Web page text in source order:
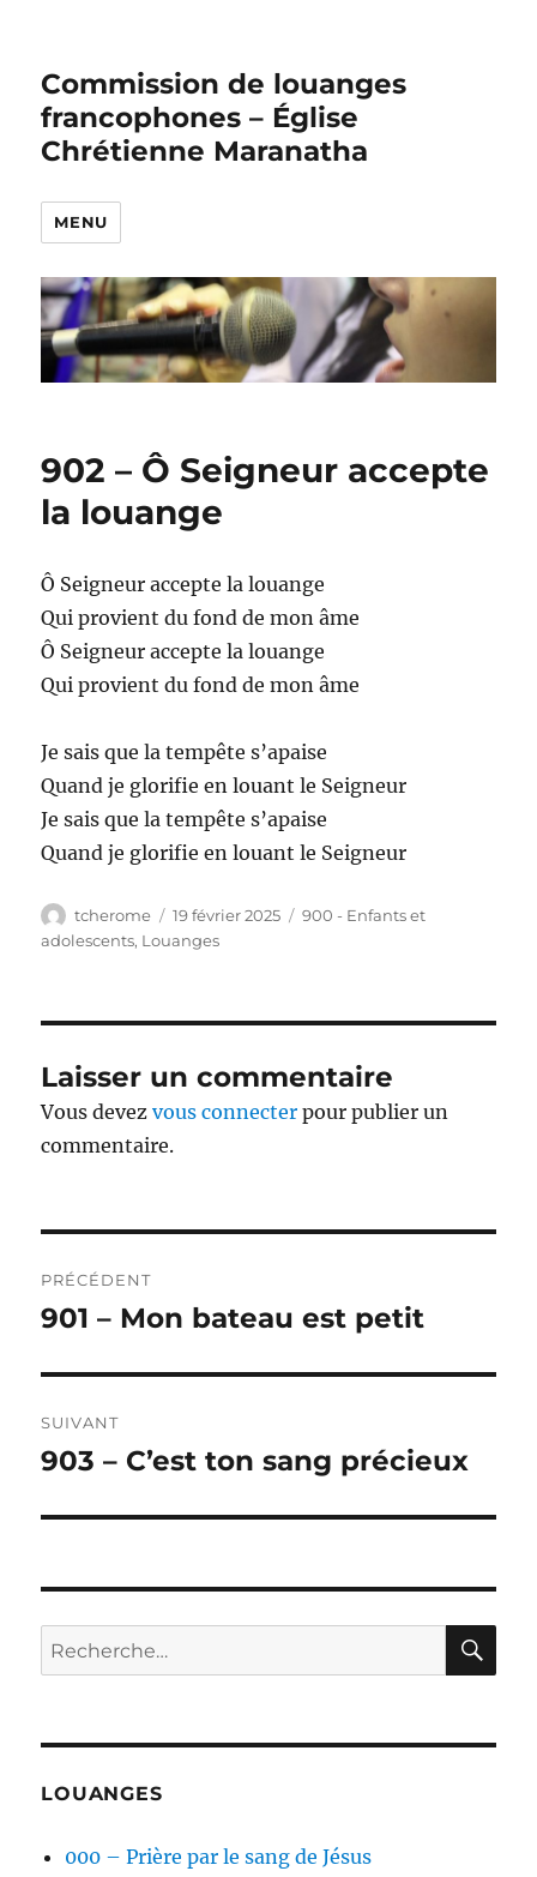
Commission de louanges
francophones – Église
Chrétienne Maranatha
MENU
902 – Ô Seigneur accepte
la louange
Ô Seigneur accepte la louange
Qui provient du fond de mon âme
Ô Seigneur accepte la louange
Qui provient du fond de mon âme
Je sais que la tempête s’apaise
Quand je glorifie en louant le Seigneur
Je sais que la tempête s’apaise
Quand je glorifie en louant le Seigneur
Auteur
tcherome
Publié
le
19 février 2025 Catégories
900 - Enfants et
adolescents, Louanges
Laisser un commentaire
Vous devezvous connecter pour publier un
commentaire.
de
PRÉCÉDENT
Publication
901 – Mon bateau est petit
SUIVANT
Publication
903 – C’est ton sang précieux
Recherche
pour :
LOUANGES
000 – Prière par le sang de Jésus